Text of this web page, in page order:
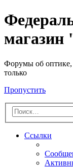
Форумы об оптике,
только
Пропустить
Ссылки